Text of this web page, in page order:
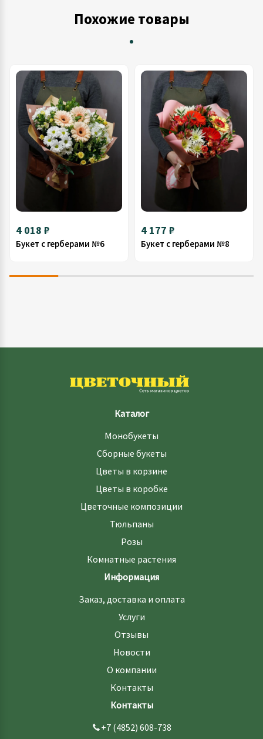
Похожие товары
4 018 ₽
Букет с герберами №6
4 177 ₽
Букет с герберами №8
Каталог
Монобукеты
Сборные букеты
Цветы в корзине
Цветы в коробке
Цветочные композиции
Тюльпаны
Розы
Комнатные растения
Информация
Заказ, доставка и оплата
Услуги
Отзывы
Новости
О компании
Контакты
Контакты
+7 (4852) 608-738